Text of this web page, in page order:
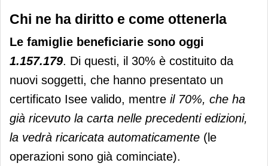
Chi ne ha diritto e come ottenerla
Le famiglie beneficiarie sono oggi
1.157.179. Di questi, il 30% è costituito da
nuovi soggetti, che hanno presentato un
certificato Isee valido, mentre il 70%, che ha
già ricevuto la carta nelle precedenti edizioni,
la vedrà ricaricata automaticamente (le
operazioni sono già cominciate).